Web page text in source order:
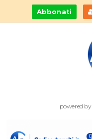
Abbonati
powered by